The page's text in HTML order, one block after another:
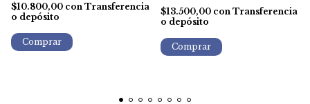
$10.800,00 con Transferencia
o depósito
$13.500,00 con Transferencia
o depósito